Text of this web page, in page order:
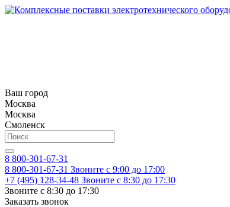
Ваш город
Москва
Москва
Смоленск
8 800-301-67-31
8 800-301-67-31 Звоните с 9:00 до 17:00
+7 (495) 128-34-48 Звоните с 8:30 до 17:30
Звоните с 8:30 до 17:30
Заказать звонок